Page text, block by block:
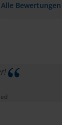
Alle Bewertungen